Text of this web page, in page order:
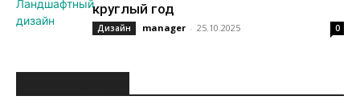
круглый год
Дизайн manager - 25.10.2025 0